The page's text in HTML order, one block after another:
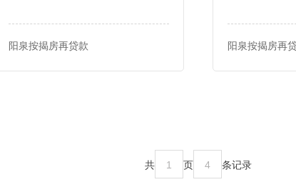
阳泉按揭房再贷款 阳泉按揭房再
共 1 页 4 条记录